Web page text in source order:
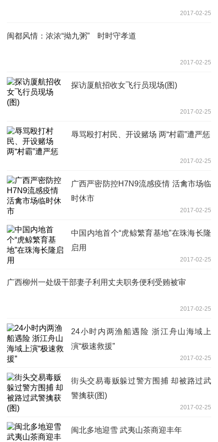
2017-02-25
闽都风情：浓浓“拗九粥” 时时守孝道
2017-02-25
探访厦航招收女飞行员现场(图)
2017-02-25
辱骂殴打村民、开设赌场 两“村霸”遭严惩
2017-02-25
广西严密防控H7N9流感疫情 活禽市场临
时休市
2017-02-25
中国内地首个“虎鲸繁育基地”在珠海长隆
启用
2017-02-25
广西柳州一处级干部妻子利用丈夫职务便利受贿被审
2017-02-25
24小时内两渔船遇险 浙江舟山海域上
演“极速救援”
2017-02-25
街头交易毒贩躲过警方围捕 却被路过武
警擒获(图)
2017-02-25
闽北多地迎雪 武夷山茶商迎丰年